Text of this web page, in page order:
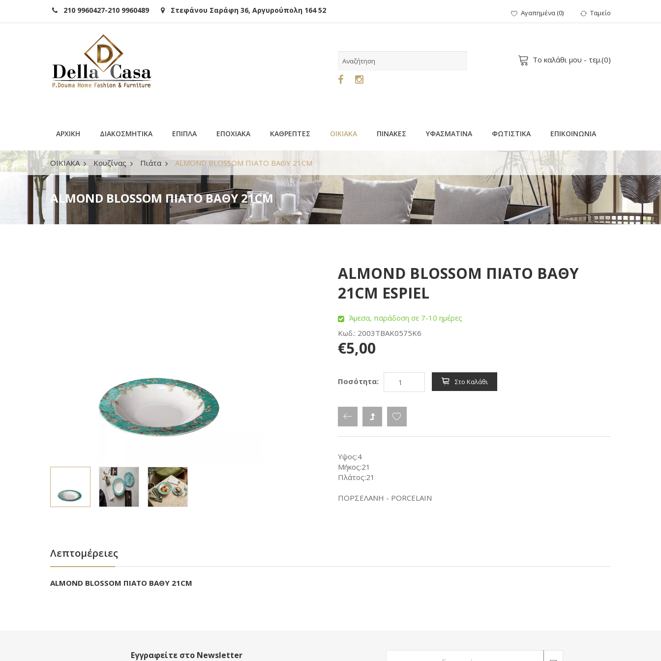
210 9960427-210 9960489 Στεφάνου Σαράφη 36, Αργυρούπολη 164 52 Αγαπημένα(0) Ταμείο
Το καλάθι μου - τεμ.(0)
ΑΡΧΙΚΗ ΔΙΑΚΟΣΜΗΤΙΚΑ ΕΠΙΠΛΑ ΕΠΟΧΙΑΚΑ ΚΑΘΡΕΠΤΕΣ ΟΙΚΙΑΚΑ ΠΙΝΑΚΕΣ ΥΦΑΣΜΑΤΙΝΑ ΦΩΤΙΣΤΙΚΑ ΕΠΙΚΟΙΝΩΝΙΑ
ΟΙΚΙΑΚΑ Κουζίνας Πιάτα ALMOND BLOSSOM ΠΙΑΤΟ ΒΑΘΥ 21CM
ALMOND BLOSSOM ΠΙΑΤΟ ΒΑΘΥ 21CM
ALMOND BLOSSOM ΠΙΑΤΟ ΒΑΘΥ
21CM ESPIEL
Άμεσα, παράδοση σε 7-10 ημέρες
Κωδ.: 2003TBAK0575K6
€5,00
Ποσότητα: Στο Καλάθι
Υψος:4
Μήκος:21
Πλάτος:21
ΠΟΡΣΕΛΑΝΗ - PORCELAIN
Λεπτομέρειες
ALMOND BLOSSOM ΠΙΑΤΟ ΒΑΘΥ 21CM
Εγγραφείτε στο Newsletter